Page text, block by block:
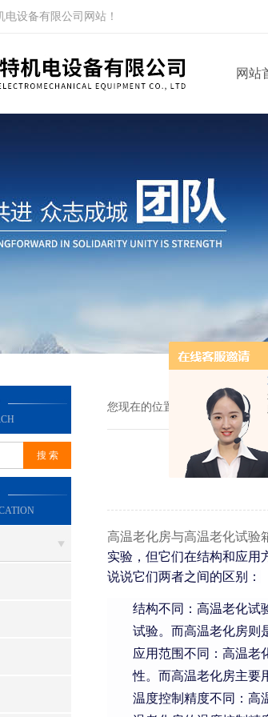
设备有限公司网站！
网站
您现在的位置： 首页 > 技术文章
高温老化房与高温老化试验
实验，但它们在结构和应用
说说它们两者之间的区别：
结构不同：高温老化试
试验。而高温老化房则
应用范围不同：高温老
性。而高温老化房主要
温度控制精度不同：高